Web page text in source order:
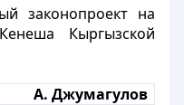
законопроект на
Кыргызской
А. Джумагулов